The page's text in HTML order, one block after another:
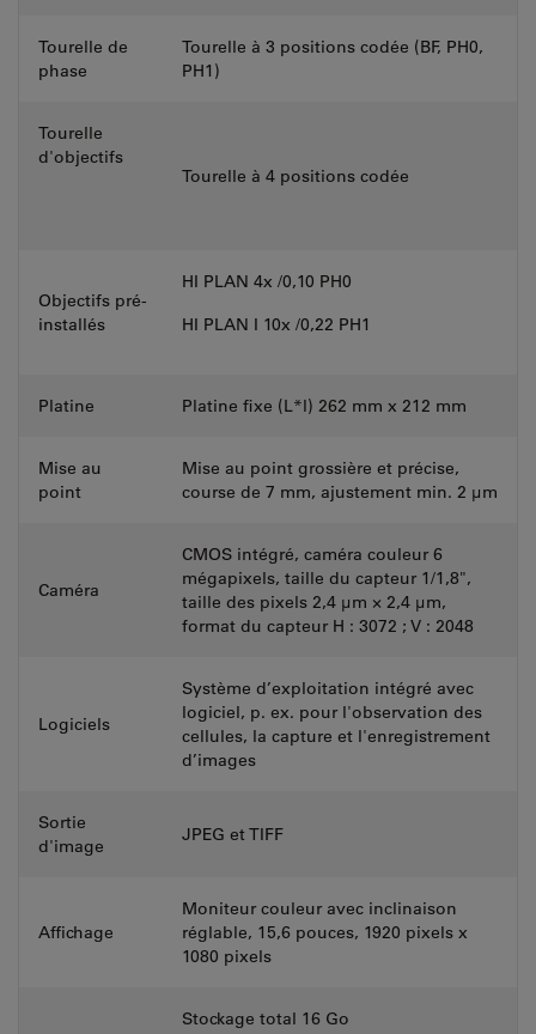
Tourelle de
phase
Tourelle à 3 positions codée (BF, PH0,
PH1)
Tourelle
d'objectifs
Tourelle à 4 positions codée
Objectifs pré-
installés
HI PLAN 4x /0,10 PH0
HI PLAN I 10x /0,22 PH1
Platine Platine fixe (L*l) 262 mm x 212 mm
Mise au
point
Mise au point grossière et précise,
course de 7 mm, ajustement min. 2 μm
Caméra
CMOS intégré, caméra couleur 6
mégapixels, taille du capteur 1/1,8",
taille des pixels 2,4 μm × 2,4 μm,
format du capteur H : 3072 ; V : 2048
Logiciels
Système d’exploitation intégré avec
logiciel, p. ex. pour l'observation des
cellules, la capture et l'enregistrement
d’images
Sortie
d'image
JPEG et TIFF
Affichage
Moniteur couleur avec inclinaison
réglable, 15,6 pouces, 1920 pixels x
1080 pixels
Stockage total 16 Go